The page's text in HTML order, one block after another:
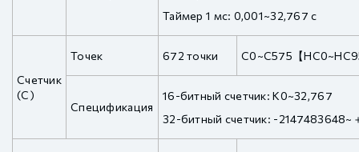
Таймер 1 мс: 0,001~32,767 с
Счетчик
(C)
Точек 672 точки C0~C575【
Спецификация
16-битный счетчик: K0~32,767
32-битный счетчик: -2147483648~